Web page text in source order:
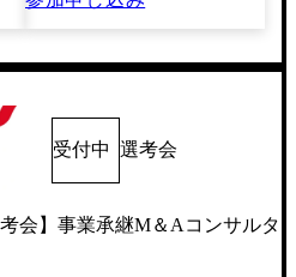
受付中 選考会
会】事業承継M＆Aコンサルタ